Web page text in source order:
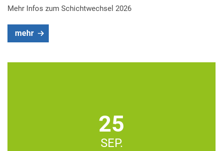
Mehr Infos zum Schichtwechsel 2026
mehr
25
SEP.